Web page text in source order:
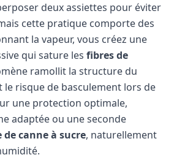
deux assiettes pour éviter
cette pratique comporte des
la vapeur, vous créez une
qui sature les fibres de
ramollit la structure du
risque de basculement lors de
une protection optimale,
adaptée ou une seconde
de canne à sucre, naturellement